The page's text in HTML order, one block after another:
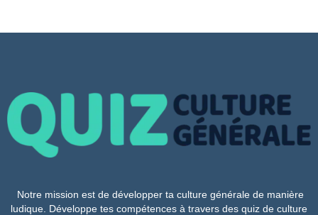
Notre mission est de développer ta culture générale de manière
ludique. Développe tes compétences à travers des quiz de culture